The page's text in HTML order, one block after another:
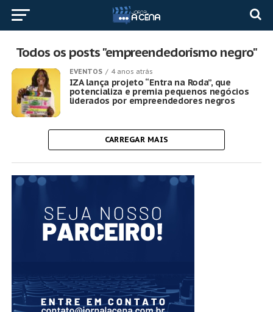
Todos os posts "empreendedorismo negro"
EVENTOS 4 anos atrás
IZA lança projeto “Entra na Roda”, que
potencializa e premia pequenos negócios
liderados por empreendedores negros
CARREGAR MAIS